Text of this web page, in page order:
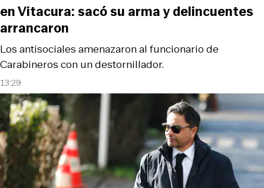
13:29
Los antisociales amenazaron al funcionario de
Carabineros con un destornillador.
en Vitacura: sacó su arma y delincuentes
arrancaron